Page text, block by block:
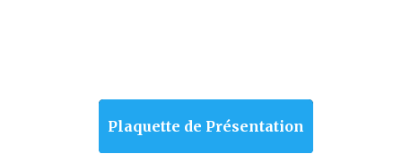
Plaquette de Présentation